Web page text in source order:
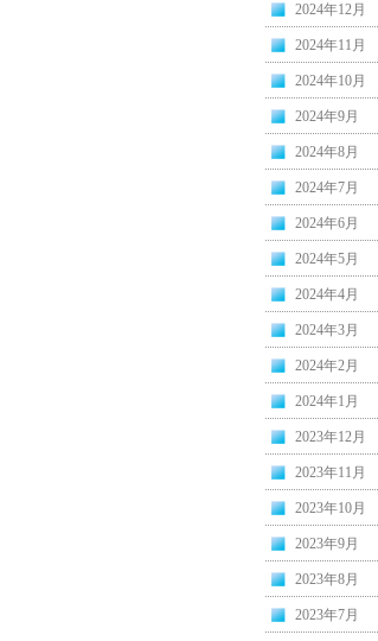
2024年12月
2024年11月
2024年10月
2024年9月
2024年8月
2024年7月
2024年6月
2024年5月
2024年4月
2024年3月
2024年2月
2024年1月
2023年12月
2023年11月
2023年10月
2023年9月
2023年8月
2023年7月